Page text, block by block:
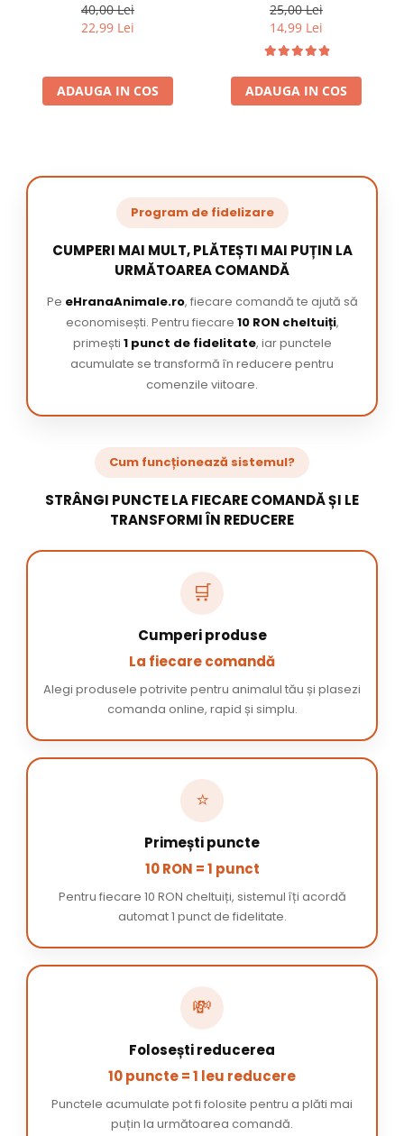
220 ml
40,00 Lei
22,99 Lei
ADAUGA IN COS
/ pachet
25,00 Lei
14,99 Lei
ADAUGA IN COS
Program de fidelizare
CUMPERI MAI MULT, PLĂTEȘTI MAI PUȚIN LA
URMĂTOAREA COMANDĂ
Pe eHranaAnimale.ro, fiecare comandă te ajută să
economisești. Pentru fiecare 10 RON cheltuiți,
primești 1 punct de fidelitate, iar punctele
acumulate se transformă în reducere pentru
comenzile viitoare.
Cum funcționează sistemul?
STRÂNGI PUNCTE LA FIECARE COMANDĂ ȘI LE
TRANSFORMI ÎN REDUCERE
🛒
Cumperi produse
La fiecare comandă
Alegi produsele potrivite pentru animalul tău și plasezi
comanda online, rapid și simplu.
⭐
Primești puncte
10 RON = 1 punct
Pentru fiecare 10 RON cheltuiți, sistemul îți acordă
automat 1 punct de fidelitate.
💸
Folosești reducerea
10 puncte = 1 leu reducere
Punctele acumulate pot fi folosite pentru a plăti mai
puțin la următoarea comandă.